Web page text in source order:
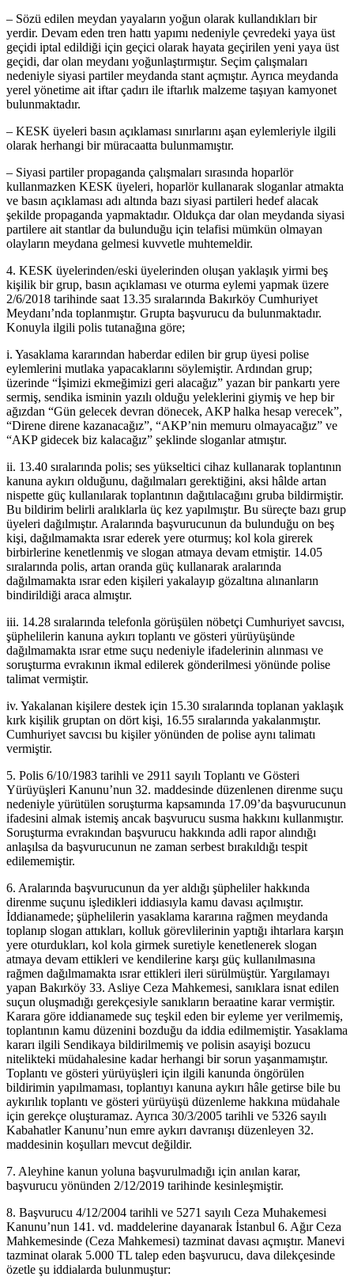
– Sözü edilen meydan yayaların yoğun olarak kullandıkları bir
yerdir. Devam eden tren hattı yapımı nedeniyle çevredeki yaya üst
geçidi iptal edildiği için geçici olarak hayata geçirilen yeni yaya üst
geçidi, dar olan meydanı yoğunlaştırmıştır. Seçim çalışmaları
nedeniyle siyasi partiler meydanda stant açmıştır. Ayrıca meydanda
yerel yönetime ait iftar çadırı ile iftarlık malzeme taşıyan kamyonet
bulunmaktadır.
– KESK üyeleri basın açıklaması sınırlarını aşan eylemleriyle ilgili
olarak herhangi bir müracaatta bulunmamıştır.
– Siyasi partiler propaganda çalışmaları sırasında hoparlör
kullanmazken KESK üyeleri, hoparlör kullanarak sloganlar atmakta
ve basın açıklaması adı altında bazı siyasi partileri hedef alacak
şekilde propaganda yapmaktadır. Oldukça dar olan meydanda siyasi
partilere ait stantlar da bulunduğu için telafisi mümkün olmayan
olayların meydana gelmesi kuvvetle muhtemeldir.
4. KESK üyelerinden/eski üyelerinden oluşan yaklaşık yirmi beş
kişilik bir grup, basın açıklaması ve oturma eylemi yapmak üzere
2/6/2018 tarihinde saat 13.35 sıralarında Bakırköy Cumhuriyet
Meydanı’nda toplanmıştır. Grupta başvurucu da bulunmaktadır.
Konuyla ilgili polis tutanağına göre;
i. Yasaklama kararından haberdar edilen bir grup üyesi polise
eylemlerini mutlaka yapacaklarını söylemiştir. Ardından grup;
üzerinde “İşimizi ekmeğimizi geri alacağız” yazan bir pankartı yere
sermiş, sendika isminin yazılı olduğu yeleklerini giymiş ve hep bir
ağızdan “Gün gelecek devran dönecek, AKP halka hesap verecek”,
“Direne direne kazanacağız”, “AKP’nin memuru olmayacağız” ve
“AKP gidecek biz kalacağız” şeklinde sloganlar atmıştır.
ii. 13.40 sıralarında polis; ses yükseltici cihaz kullanarak toplantının
kanuna aykırı olduğunu, dağılmaları gerektiğini, aksi hâlde artan
nispette güç kullanılarak toplantının dağıtılacağını gruba bildirmiştir.
Bu bildirim belirli aralıklarla üç kez yapılmıştır. Bu süreçte bazı grup
üyeleri dağılmıştır. Aralarında başvurucunun da bulunduğu on beş
kişi, dağılmamakta ısrar ederek yere oturmuş; kol kola girerek
birbirlerine kenetlenmiş ve slogan atmaya devam etmiştir. 14.05
sıralarında polis, artan oranda güç kullanarak aralarında
dağılmamakta ısrar eden kişileri yakalayıp gözaltına alınanların
bindirildiği araca almıştır.
iii. 14.28 sıralarında telefonla görüşülen nöbetçi Cumhuriyet savcısı,
şüphelilerin kanuna aykırı toplantı ve gösteri yürüyüşünde
dağılmamakta ısrar etme suçu nedeniyle ifadelerinin alınması ve
soruşturma evrakının ikmal edilerek gönderilmesi yönünde polise
talimat vermiştir.
iv. Yakalanan kişilere destek için 15.30 sıralarında toplanan yaklaşık
kırk kişilik gruptan on dört kişi, 16.55 sıralarında yakalanmıştır.
Cumhuriyet savcısı bu kişiler yönünden de polise aynı talimatı
vermiştir.
5. Polis 6/10/1983 tarihli ve 2911 sayılı Toplantı ve Gösteri
Yürüyüşleri Kanunu’nun 32. maddesinde düzenlenen direnme suçu
nedeniyle yürütülen soruşturma kapsamında 17.09’da başvurucunun
ifadesini almak istemiş ancak başvurucu susma hakkını kullanmıştır.
Soruşturma evrakından başvurucu hakkında adli rapor alındığı
anlaşılsa da başvurucunun ne zaman serbest bırakıldığı tespit
edilememiştir.
6. Aralarında başvurucunun da yer aldığı şüpheliler hakkında
direnme suçunu işledikleri iddiasıyla kamu davası açılmıştır.
İddianamede; şüphelilerin yasaklama kararına rağmen meydanda
toplanıp slogan attıkları, kolluk görevlilerinin yaptığı ihtarlara karşın
yere oturdukları, kol kola girmek suretiyle kenetlenerek slogan
atmaya devam ettikleri ve kendilerine karşı güç kullanılmasına
rağmen dağılmamakta ısrar ettikleri ileri sürülmüştür. Yargılamayı
yapan Bakırköy 33. Asliye Ceza Mahkemesi, sanıklara isnat edilen
suçun oluşmadığı gerekçesiyle sanıkların beraatine karar vermiştir.
Karara göre iddianamede suç teşkil eden bir eyleme yer verilmemiş,
toplantının kamu düzenini bozduğu da iddia edilmemiştir. Yasaklama
kararı ilgili Sendikaya bildirilmemiş ve polisin asayişi bozucu
nitelikteki müdahalesine kadar herhangi bir sorun yaşanmamıştır.
Toplantı ve gösteri yürüyüşleri için ilgili kanunda öngörülen
bildirimin yapılmaması, toplantıyı kanuna aykırı hâle getirse bile bu
aykırılık toplantı ve gösteri yürüyüşü düzenleme hakkına müdahale
için gerekçe oluşturamaz. Ayrıca 30/3/2005 tarihli ve 5326 sayılı
Kabahatler Kanunu’nun emre aykırı davranışı düzenleyen 32.
maddesinin koşulları mevcut değildir.
7. Aleyhine kanun yoluna başvurulmadığı için anılan karar,
başvurucu yönünden 2/12/2019 tarihinde kesinleşmiştir.
8. Başvurucu 4/12/2004 tarihli ve 5271 sayılı Ceza Muhakemesi
Kanunu’nun 141. vd. maddelerine dayanarak İstanbul 6. Ağır Ceza
Mahkemesinde (Ceza Mahkemesi) tazminat davası açmıştır. Manevi
tazminat olarak 5.000 TL talep eden başvurucu, dava dilekçesinde
özetle şu iddialarda bulunmuştur: